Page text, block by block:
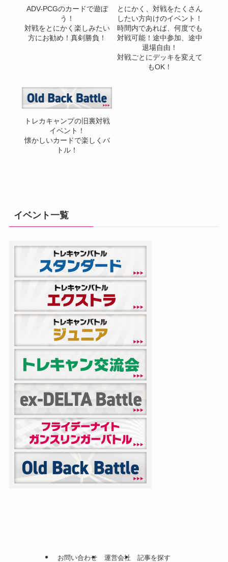
ADV-PCGのカードで遊ぼ
う！
対戦をとにかく楽しみたい
方にお勧め！真剣勝負！
とにかく、対戦をたくさん
したい方向けのイベント！
時間内であれば、何度でも
対戦可能！途中参加、途中
退場自由！
対戦ごとにデッキを変えて
もOK！
トレカキャンプの旧裏対戦
イベント！
懐かしいカードで楽しくバ
トル！
イベント一覧
お問い合わせ 運営会社 記事を探す